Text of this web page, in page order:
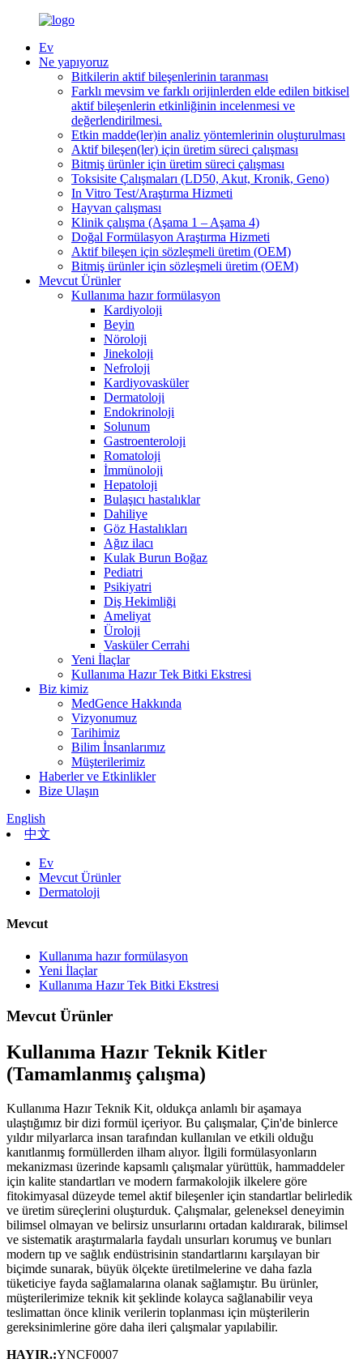
Ev
Ne yapıyoruz
Bitkilerin aktif bileşenlerinin taranması
Farklı mevsim ve farklı orijinlerden elde edilen bitkisel
aktif bileşenlerin etkinliğinin incelenmesi ve
değerlendirilmesi.
Etkin madde(ler)in analiz yöntemlerinin oluşturulması
Aktif bileşen(ler) için üretim süreci çalışması
Bitmiş ürünler için üretim süreci çalışması
Toksisite Çalışmaları (LD50, Akut, Kronik, Geno)
In Vitro Test/Araştırma Hizmeti
Hayvan çalışması
Klinik çalışma (Aşama 1 – Aşama 4)
Doğal Formülasyon Araştırma Hizmeti
Aktif bileşen için sözleşmeli üretim (OEM)
Bitmiş ürünler için sözleşmeli üretim (OEM)
Mevcut Ürünler
Kullanıma hazır formülasyon
Kardiyoloji
Beyin
Nöroloji
Jinekoloji
Nefroloji
Kardiyovasküler
Dermatoloji
Endokrinoloji
Solunum
Gastroenteroloji
Romatoloji
İmmünoloji
Hepatoloji
Bulaşıcı hastalıklar
Dahiliye
Göz Hastalıkları
Ağız ilacı
Kulak Burun Boğaz
Pediatri
Psikiyatri
Diş Hekimliği
Ameliyat
Üroloji
Vasküler Cerrahi
Yeni İlaçlar
Kullanıma Hazır Tek Bitki Ekstresi
Biz kimiz
MedGence Hakkında
Vizyonumuz
Tarihimiz
Bilim İnsanlarımız
Müşterilerimiz
Haberler ve Etkinlikler
Bize Ulaşın
English
中文
Ev
Mevcut Ürünler
Dermatoloji
Mevcut
Kullanıma hazır formülasyon
Yeni İlaçlar
Kullanıma Hazır Tek Bitki Ekstresi
Mevcut Ürünler
Kullanıma Hazır Teknik Kitler
(Tamamlanmış çalışma)
Kullanıma Hazır Teknik Kit, oldukça anlamlı bir aşamaya
ulaştığımız bir dizi formül içeriyor. Bu çalışmalar, Çin'de binlerce
yıldır milyarlarca insan tarafından kullanılan ve etkili olduğu
kanıtlanmış formüllerden ilham alıyor. İlgili formülasyonların
mekanizması üzerinde kapsamlı çalışmalar yürüttük, hammaddeler
için kalite standartları ve modern farmakolojik ilkelere göre
fitokimyasal düzeyde temel aktif bileşenler için standartlar belirledik
ve üretim süreçlerini oluşturduk. Çalışmalar, geleneksel deneyimin
bilimsel olmayan ve belirsiz unsurlarını ortadan kaldırarak, bilimsel
ve sistematik araştırmalarla faydalı unsurları korumuş ve bunları
modern tıp ve sağlık endüstrisinin standartlarını karşılayan bir
biçimde sunarak, büyük ölçekte üretilmelerine ve daha fazla
tüketiciye fayda sağlamalarına olanak sağlamıştır. Bu ürünler,
müşterilerimize teknik kit şeklinde kolayca sağlanabilir veya
teslimattan önce klinik verilerin toplanması için müşterilerin
gereksinimlerine göre daha ileri çalışmalar yapılabilir.
HAYIR.:YNCF0007